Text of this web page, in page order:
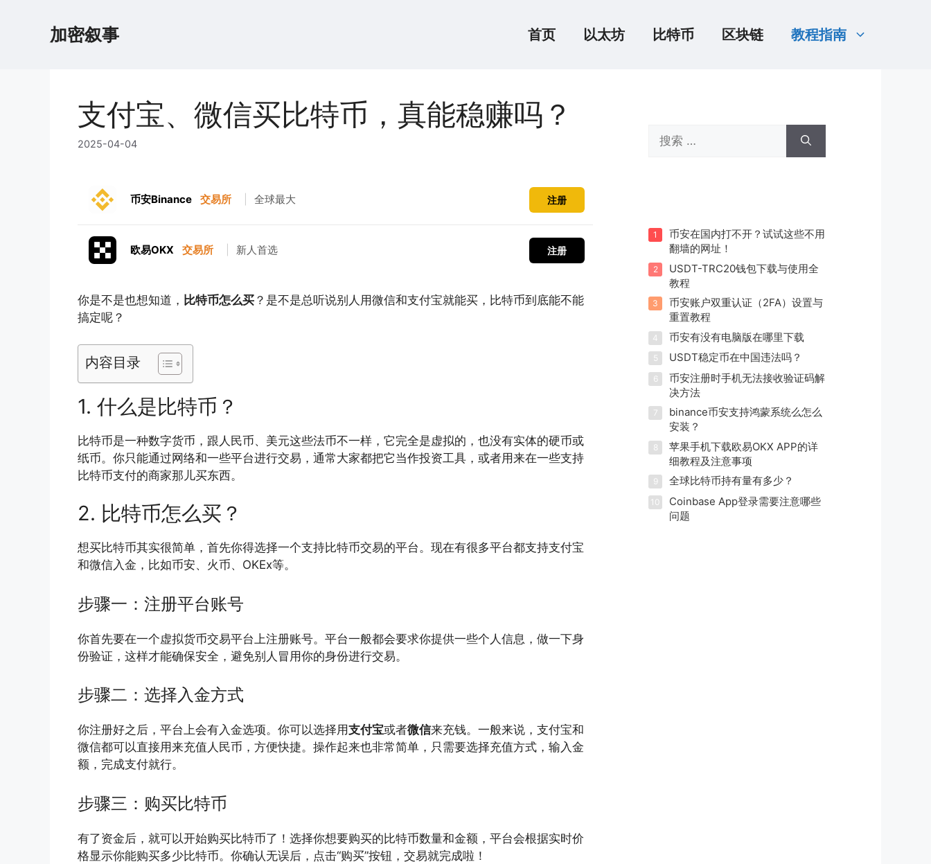
加密叙事 首页 以太坊 比特币 区块链 教程指南
支付宝、微信买比特币，真能稳赚吗？
2025-04-04
币安Binance 交易所 全球最大 注册
欧易OKX 交易所 新人首选 注册
你是不是也想知道， 比特币怎么买 ？是不是总听说别人用微信和支付宝就能买，比特币到底能不能
搞定呢？
内容目录
1. 什么是比特币？
比特币是一种数字货币，跟人民币、美元这些法币不一样，它完全是虚拟的，也没有实体的硬币或
纸币。你只能通过网络和一些平台进行交易，通常大家都把它当作投资工具，或者用来在一些支持
比特币支付的商家那儿买东西。
2. 比特币怎么买？
想买比特币其实很简单，首先你得选择一个支持比特币交易的平台。现在有很多平台都支持支付宝
和微信入金，比如币安、火币、OKEx等。
步骤一：注册平台账号
你首先要在一个虚拟货币交易平台上注册账号。平台一般都会要求你提供一些个人信息，做一下身
份验证，这样才能确保安全，避免别人冒用你的身份进行交易。
步骤二：选择入金方式
你注册好之后，平台上会有入金选项。你可以选择用支付宝或者微信来充钱。一般来说，支付宝和
微信都可以直接用来充值人民币，方便快捷。操作起来也非常简单，只需要选择充值方式，输入金
额，完成支付就行。
步骤三：购买比特币
有了资金后，就可以开始购买比特币了！选择你想要购买的比特币数量和金额，平台会根据实时价
格显示你能购买多少比特币。你确认无误后，点击“购买”按钮，交易就完成啦！
索：
1
币安在国内打不开？试试这些不用
翻墙的网址！
2
USDT-TRC20钱包下载与使用全
教程
3
币安账户双重认证（2FA）设置与
重置教程
4 币安有没有电脑版在哪里下载
5 USDT稳定币在中国违法吗？
6
币安注册时手机无法接收验证码解
决方法
7
binance币安支持鸿蒙系统么怎么
安装？
8
苹果手机下载欧易OKX APP的详
细教程及注意事项
9 全球比特币持有量有多少？
10
Coinbase App登录需要注意哪些
问题